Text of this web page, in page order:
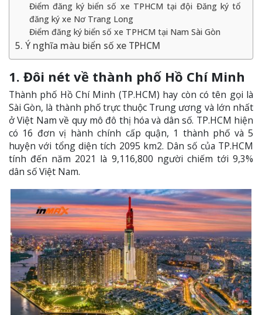
Điểm đăng ký biển số xe TPHCM tại đội Đăng ký tổ
đăng ký xe Nơ Trang Long
Điểm đăng ký biển số xe TPHCM tại Nam Sài Gòn
5. Ý nghĩa màu biển số xe TPHCM
1. Đôi nét về thành phố Hồ Chí Minh
Thành phố Hồ Chí Minh (TP.HCM) hay còn có tên gọi là
Sài Gòn, là thành phố trực thuộc Trung ương và lớn nhất
ở Việt Nam về quy mô đô thị hóa và dân số. TP.HCM hiện
có 16 đơn vị hành chính cấp quận, 1 thành phố và 5
huyện với tổng diện tích 2095 km2. Dân số của TP.HCM
tính đến năm 2021 là 9,116,800 người chiếm tới 9,3%
dân số Việt Nam.